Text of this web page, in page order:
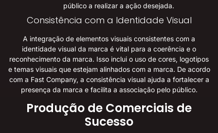
público a realizar a ação desejada.
Consistência com a Identidade Visual
A integração de elementos visuais consistentes com a
identidade visual da marca é vital para a coerência e o
reconhecimento da marca. Isso inclui o uso de cores, logotipos
e temas visuais que estejam alinhados com a marca. De acordo
com a Fast Company, a consistência visual ajuda a fortalecer a
presença da marca e facilita a associação pelo público.
Produção de Comerciais de
Sucesso